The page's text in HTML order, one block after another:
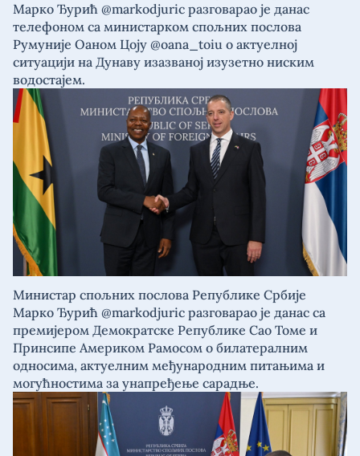
Марко Ђурић @markodjuric разговарао је данас
телефоном са министарком спољних послова
Румуније Оаном Цоју @oana_toiu о актуелној
ситуацији на Дунаву изазваној изузетно ниским
водостајем.
Министар спољних послова Републике Србије
Марко Ђурић @markodjuric разговарао је данас са
премијером Демократске Републике Сао Томе и
Принсипе Америком Рамосом о билатералним
односима, актуелним међународним питањима и
могућностима за унапређење сарадње.